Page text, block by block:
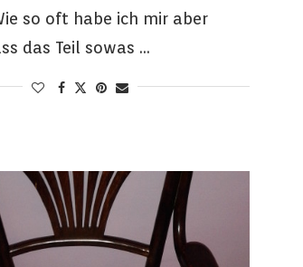
so oft habe ich mir aber
das Teil sowas …